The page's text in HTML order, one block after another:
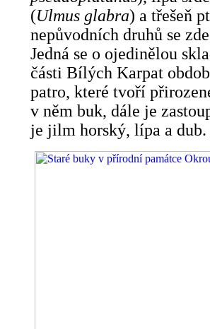
(Ulmus glabra) a třešeň
nepůvodních druhů se
Jedná se o ojedinělou
části Bílých Karpat
patro, které tvoří
v něm buk, dále je
je jilm horský, lípa a dub.